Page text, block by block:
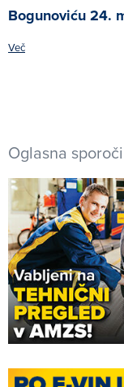
Bogunoviću 24.
Več
Oglasna